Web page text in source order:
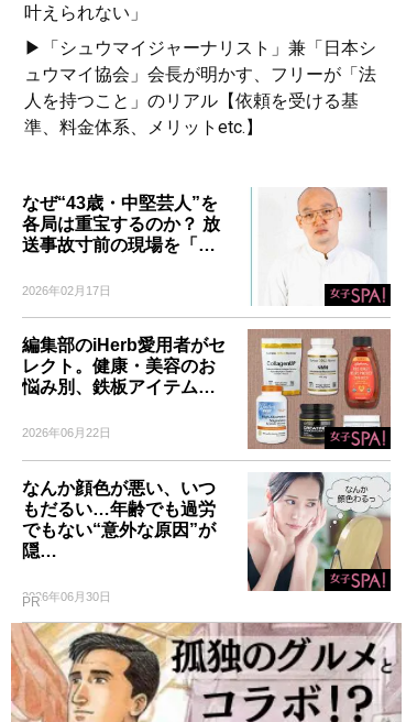
叶えられない」
▶「シュウマイジャーナリスト」兼「日本シ
ュウマイ協会」会長が明かす、フリーが「法
人を持つこと」のリアル【依頼を受ける基
準、料金体系、メリットetc.】
なぜ“43歳・中堅芸人”を
各局は重宝するのか？ 放
送事故寸前の現場を「…
2026年02月17日
編集部のiHerb愛用者がセ
レクト。健康・美容のお
悩み別、鉄板アイテム…
2026年06月22日
なんか顔色が悪い、いつ
もだるい…年齢でも過労
でもない“意外な原因”が
隠…
2026年06月30日
PR